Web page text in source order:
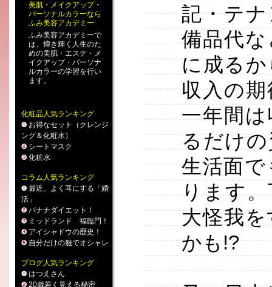
美肌 ・ メイクアップ・
パーソナルカラーなら
ふみ美容アカデミー
ふみ美容アカデミーで
は、煌き輝く人生のた
めの美肌・エステ ・ メ
イクアップ・ パーソナ
ルカラーの学習を行い
ます。
化粧品人気ランキング
お得なセット（クレンジ
ング＆化粧水）
シートマスク
化粧水
コラム人気ランキング
最近、よく耳にする「婚
活」
バナナダイエット！
ミッドランド 福臨門！
アイシャドウの歴史！
自分だけの服でオシャレ
ブログ人気ランキング
はつえさん
20歳若く見える秘密
記・テ
備品代
に成る
収入の
一年間
るだけ
生活面
ります
大怪我
かも!?